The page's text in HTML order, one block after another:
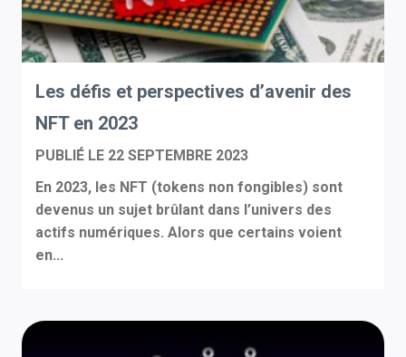
Les défis et perspectives d’avenir des
NFT en 2023
PUBLIÉ LE 22 SEPTEMBRE 2023
En 2023, les NFT (tokens non fongibles) sont
devenus un sujet brûlant dans l’univers des
actifs numériques. Alors que certains voient
en...